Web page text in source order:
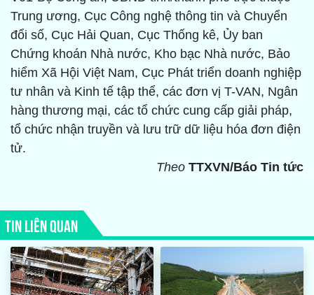
Trung ương, Cục Công nghệ thông tin và Chuyển
đổi số, Cục Hải Quan, Cục Thống kê, Ủy ban
Chứng khoán Nhà nước, Kho bạc Nhà nước, Bảo
hiểm Xã Hội Việt Nam, Cục Phát triển doanh nghiệp
tư nhân và Kinh tế tập thể, các đơn vị T-VAN, Ngân
hàng thương mại, các tổ chức cung cấp giải pháp,
tổ chức nhận truyền và lưu trữ dữ liệu hóa đơn điện
tử.
Theo TTXVN/Báo Tin tức
TIN LIÊN QUAN